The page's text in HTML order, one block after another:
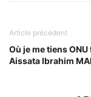
Article précédent
Où je me tiens
Aissata Ibrahim